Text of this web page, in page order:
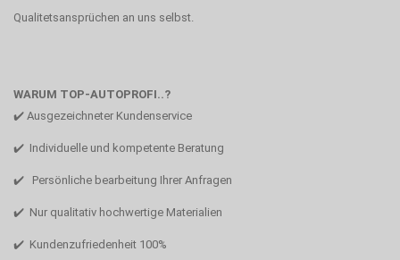
Qualitetsansprüchen an uns selbst.
WARUM TOP-AUTOPROFI..?
✔️ Ausgezeichneter Kundenservice
✔️ Individuelle und kompetente Beratung
✔️ Persönliche bearbeitung Ihrer Anfragen
✔️ Nur qualitativ hochwertige Materialien
✔️ Kundenzufriedenheit 100%